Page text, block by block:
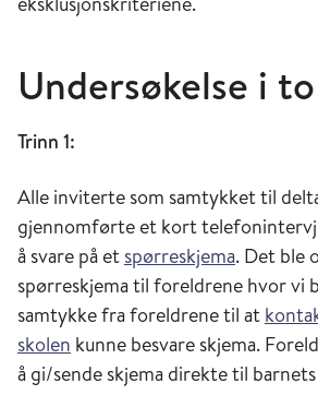
Undersøkelse i
Trinn 1:
Alle inviterte som samtykket til
gjennomførte et kort
å svare på et spørreskjema. Det ble
spørreskjema til foreldrene hvor vi
samtykke fra foreldrene til at
skolen kunne besvare skjema.
å gi/sende skjema direkte til